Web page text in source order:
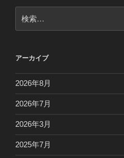
索:
アーカイブ
2026年8月
2026年7月
2026年3月
2025年7月